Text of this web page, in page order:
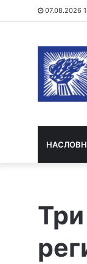
07.08.2026